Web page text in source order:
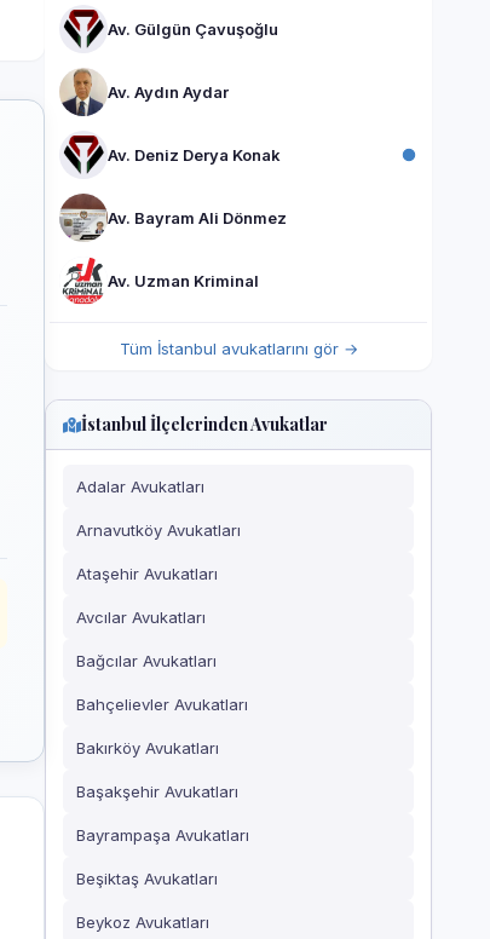
Av. Gülgün Çavuşoğlu
Av. Aydın Aydar
Av. Deniz Derya Konak
Av. Bayram Ali Dönmez
Av. Uzman Kriminal
Tüm İstanbul avukatlarını gör →
İstanbul İlçelerinden Avukatlar
Adalar Avukatları
Arnavutköy Avukatları
Ataşehir Avukatları
Avcılar Avukatları
Bağcılar Avukatları
Bahçelievler Avukatları
Bakırköy Avukatları
Başakşehir Avukatları
Bayrampaşa Avukatları
Beşiktaş Avukatları
Beykoz Avukatları